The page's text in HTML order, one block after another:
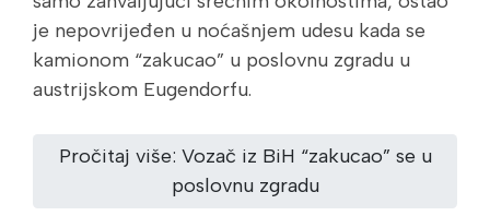
je nepovrijeđen u noćašnjem udesu kada se
kamionom “zakucao” u poslovnu zgradu u
austrijskom Eugendorfu.
Pročitaj više: Vozač iz BiH “zakucao” se u
poslovnu zgradu